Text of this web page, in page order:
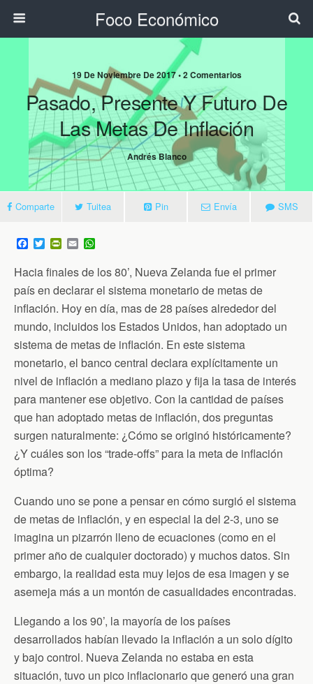
Foco Económico
19 De Noviembre De 2017 • 2 Comentarios
Pasado, Presente Y Futuro De
Las Metas De Inflación
Andrés Blanco
Comparte Tuitea Pin Envía SMS
F
a
e
b
o
o
k
T
w
i
t
t
e
r
P
n
t
F
r
i
e
n
l
y
E
m
i
l
a
s
A
p
p
Hacia finales de los 80’, Nueva Zelanda fue el primer
país en declarar el sistema monetario de metas de
inflación. Hoy en día, mas de 28 países alrededor del
mundo, incluidos los Estados Unidos, han adoptado un
sistema de metas de inflación. En este sistema
monetario, el banco central declara explícitamente un
nivel de inflación a mediano plazo y fija la tasa de interés
para mantener ese objetivo. Con la cantidad de países
que han adoptado metas de inflación, dos preguntas
surgen naturalmente: ¿Cómo se originó históricamente?
¿Y cuáles son los “trade-offs” para la meta de inflación
óptima?
Cuando uno se pone a pensar en cómo surgió el sistema
de metas de inflación, y en especial la del 2-3, uno se
imagina un pizarrón lleno de ecuaciones (como en el
primer año de cualquier doctorado) y muchos datos. Sin
embargo, la realidad esta muy lejos de esa imagen y se
asemeja más a un montón de casualidades encontradas.
Llegando a los 90’, la mayoría de los países
desarrollados habían llevado la inflación a un solo dígito
y bajo control. Nueva Zelanda no estaba en esta
situación, tuvo un pico inflacionario que generó una gran